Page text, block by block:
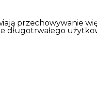
przechowywanie